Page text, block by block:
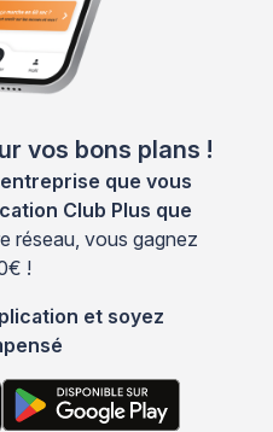
vos bons plans !
que vous
Club Plus que
réseau, vous gagnez
!
et soyez